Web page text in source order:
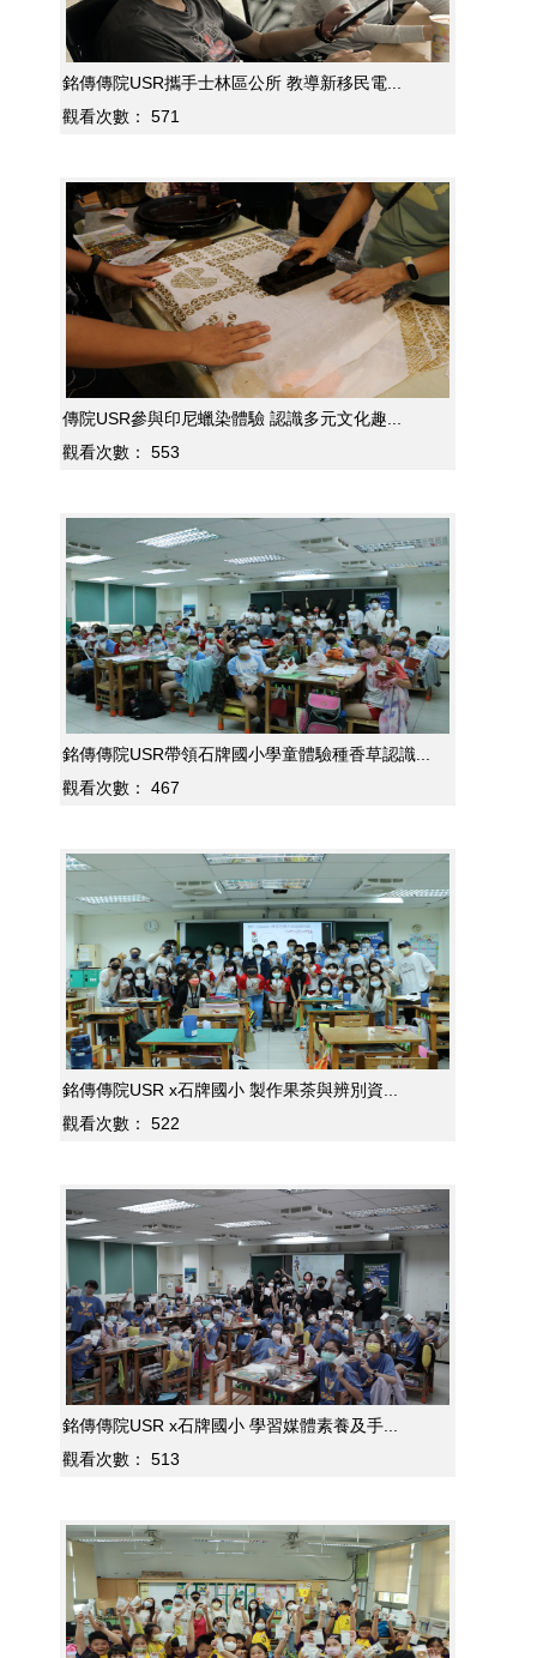
銘傳傳院USR攜手士林區公所 教導新移民電...
觀看次數：
571
傳院USR參與印尼蠟染體驗 認識多元文化趣...
觀看次數：
553
銘傳傳院USR帶領石牌國小學童體驗種香草認識...
觀看次數：
467
銘傳傳院USR x石牌國小 製作果茶與辨別資...
觀看次數：
522
銘傳傳院USR x石牌國小 學習媒體素養及手...
觀看次數：
513